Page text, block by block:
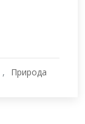
Природа